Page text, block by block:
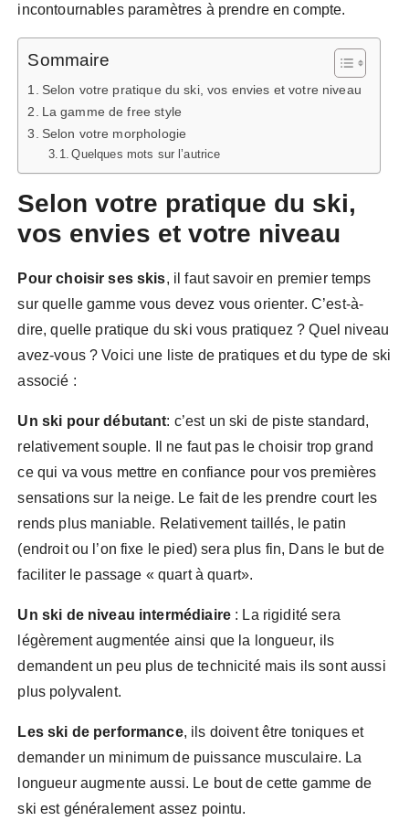
incontournables paramètres à prendre en compte.
Sommaire
Selon votre pratique du ski, vos envies et votre niveau
La gamme de free style
Selon votre morphologie
Quelques mots sur l’autrice
Selon votre pratique du ski,
vos envies et votre niveau
Pour choisir ses skis, il faut savoir en premier temps
sur quelle gamme vous devez vous orienter. C’est-à-
dire, quelle pratique du ski vous pratiquez ? Quel niveau
avez-vous ? Voici une liste de pratiques et du type de ski
associé :
Un ski pour débutant: c’est un ski de piste standard,
relativement souple. Il ne faut pas le choisir trop grand
ce qui va vous mettre en confiance pour vos premières
sensations sur la neige. Le fait de les prendre court les
rends plus maniable. Relativement taillés, le patin
(endroit ou l’on fixe le pied) sera plus fin, Dans le but de
faciliter le passage « quart à quart».
Un ski de niveau intermédiaire: La rigidité sera
légèrement augmentée ainsi que la longueur, ils
demandent un peu plus de technicité mais ils sont aussi
plus polyvalent.
Les ski de performance, ils doivent être toniques et
demander un minimum de puissance musculaire. La
longueur augmente aussi. Le bout de cette gamme de
ski est généralement assez pointu.